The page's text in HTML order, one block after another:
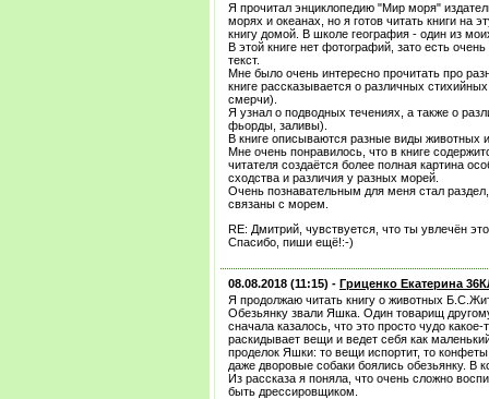
Я прочитал энциклопедию "Мир моря"
морях и океанах, но я готов читать книги на
книгу домой. В школе география - один из
В этой книге нет фотографий, зато есть
текст.
Мне было очень интересно прочитать про
книге рассказывается о различных
смерчи).
Я узнал о подводных течениях, а также о
фьорды, заливы).
В книге описываются разные виды животных
Мне очень понравилось, что в книге
читателя создаётся более полная картина
сходства и различия у разных морей.
Очень познавательным для меня стал
связаны с морем.
RE: Дмитрий, чувствуется, что ты увлечён
Спасибо, пиши ещё!:-)
08.08.2018 (11:15) - Гриценко Екатерина
Я продолжаю читать книгу о животных
Обезьянку звали Яшка. Один товарищ
сначала казалось, что это просто чудо
раскидывает вещи и ведет себя как
проделок Яшки: то вещи испортит, то
даже дворовые собаки боялись обезьянку. В
Из рассказа я поняла, что очень сложно
быть дрессировщиком.